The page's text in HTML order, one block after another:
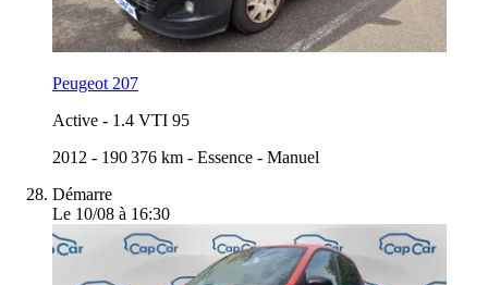
Peugeot 207
Active - 1.4 VTI 95
2012 - 190 376 km - Essence - Manuel
Démarre
Le 10/08 à 16:30